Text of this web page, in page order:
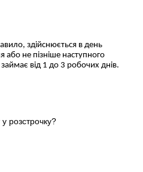
здійснюється в день
не пізніше наступного
від 1 до 3 робочих днів.
розстрочку?